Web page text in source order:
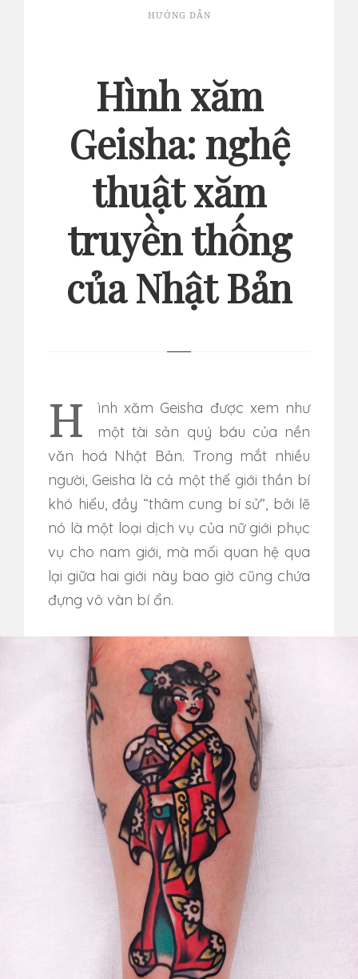
HƯỚNG DẪN
Hình xăm
Geisha: nghệ
thuật xăm
truyền thống
của Nhật Bản
Hình xăm Geisha được xem như
một tài sản quý báu của nền
văn hoá Nhật Bản. Trong mắt nhiều
người, Geisha là cả một thế giới thần bí
khó hiểu, đầy “thâm cung bí sử”, bởi lẽ
nó là một loại dịch vụ của nữ giới phục
vụ cho nam giới, mà mối quan hệ qua
lại giữa hai giới này bao giờ cũng chứa
đựng vô vàn bí ẩn.